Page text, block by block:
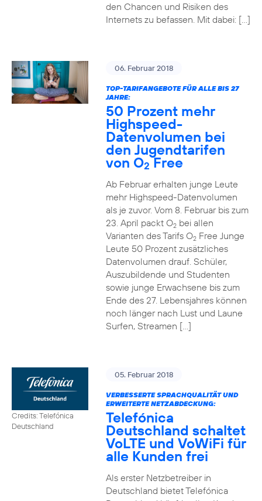
den Chancen und Risiken des
Internets zu befassen. Mit dabei: […]
06. Februar 2018
TOP-TARIFANGEBOTE FÜR ALLE BIS 27
JAHRE:
50 Prozent mehr
Highspeed-
Datenvolumen bei
den Jugendtarifen
von O2Free
Ab Februar erhalten junge Leute
mehr Highspeed-Datenvolumen
als je zuvor. Vom 8. Februar bis zum
23. April packt O2bei allen
Varianten des Tarifs O2Free Junge
Leute 50 Prozent zusätzliches
Datenvolumen drauf. Schüler,
Auszubildende und Studenten
sowie junge Erwachsene bis zum
Ende des 27. Lebensjahres können
noch länger nach Lust und Laune
Surfen, Streamen […]
Credits: Telefónica
Deutschland
05. Februar 2018
VERBESSERTE SPRACHQUALITÄT UND
ERWEITERTE NETZABDECKUNG:
Telefónica
Deutschland schaltet
VoLTE und VoWiFi für
alle Kunden frei
Als erster Netzbetreiber in
Deutschland bietet Telefónica